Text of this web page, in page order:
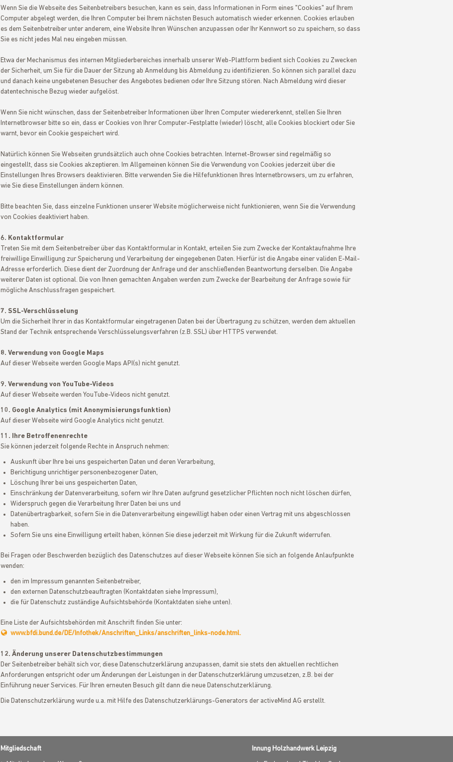
Wenn Sie die Webseite des Seitenbetreibers besuchen, kann es sein, dass Informationen in Form eines "Cookies" auf Ihrem
Computer abgelegt werden, die Ihren Computer bei Ihrem nächsten Besuch automatisch wieder erkennen. Cookies erlauben
es dem Seitenbetreiber unter anderem, eine Website Ihren Wünschen anzupassen oder Ihr Kennwort so zu speichern, so dass
Sie es nicht jedes Mal neu eingeben müssen.
Etwa der Mechanismus des internen Mitgliederbereiches innerhalb unserer Web-Plattform bedient sich Cookies zu Zwecken
der Sicherheit, um Sie für die Dauer der Sitzung ab Anmeldung bis Abmeldung zu identifizieren. So können sich parallel dazu
und danach keine ungebetenen Besucher des Angebotes bedienen oder Ihre Sitzung stören. Nach Abmeldung wird dieser
datentechnische Bezug wieder aufgelöst.
Wenn Sie nicht wünschen, dass der Seitenbetreiber Informationen über Ihren Computer wiedererkennt, stellen Sie Ihren
Internetbrowser bitte so ein, dass er Cookies von Ihrer Computer-Festplatte (wieder) löscht, alle Cookies blockiert oder Sie
warnt, bevor ein Cookie gespeichert wird.
Natürlich können Sie Webseiten grundsätzlich auch ohne Cookies betrachten. Internet-Browser sind regelmäßig so
eingestellt, dass sie Cookies akzeptieren. Im Allgemeinen können Sie die Verwendung von Cookies jederzeit über die
Einstellungen Ihres Browsers deaktivieren. Bitte verwenden Sie die Hilfefunktionen Ihres Internetbrowsers, um zu erfahren,
wie Sie diese Einstellungen ändern können.
Bitte beachten Sie, dass einzelne Funktionen unserer Website möglicherweise nicht funktionieren, wenn Sie die Verwendung
von Cookies deaktiviert haben.
6. Kontaktformular
Treten Sie mit dem Seitenbetreiber über das Kontaktformular in Kontakt, erteilen Sie zum Zwecke der Kontaktaufnahme Ihre
freiwillige Einwilligung zur Speicherung und Verarbeitung der eingegebenen Daten. Hierfür ist die Angabe einer validen E-Mail-
Adresse erforderlich. Diese dient der Zuordnung der Anfrage und der anschließenden Beantwortung derselben. Die Angabe
weiterer Daten ist optional. Die von Ihnen gemachten Angaben werden zum Zwecke der Bearbeitung der Anfrage sowie für
mögliche Anschlussfragen gespeichert.
7. SSL-Verschlüsselung
Um die Sicherheit Ihrer in das Kontaktformular eingetragenen Daten bei der Übertragung zu schützen, werden dem aktuellen
Stand der Technik entsprechende Verschlüsselungsverfahren (z.B. SSL) über HTTPS verwendet.
8. Verwendung von Google Maps
Auf dieser Webseite werden Google Maps API(s) nicht genutzt.
9. Verwendung von YouTube-Videos
Auf dieser Webseite werden YouTube-Videos nicht genutzt.
10. Google Analytics (mit Anonymisierungsfunktion)
Auf dieser Webseite wird Google Analytics nicht genutzt.
11. Ihre Betroffenenrechte
Sie können jederzeit folgende Rechte in Anspruch nehmen:
Auskunft über Ihre bei uns gespeicherten Daten und deren Verarbeitung,
Berichtigung unrichtiger personenbezogener Daten,
Löschung Ihrer bei uns gespeicherten Daten,
Einschränkung der Datenverarbeitung, sofern wir Ihre Daten aufgrund gesetzlicher Pflichten noch nicht löschen dürfen,
Widerspruch gegen die Verarbeitung Ihrer Daten bei uns und
Datenübertragbarkeit, sofern Sie in die Datenverarbeitung eingewilligt haben oder einen Vertrag mit uns abgeschlossen
haben.
Sofern Sie uns eine Einwilligung erteilt haben, können Sie diese jederzeit mit Wirkung für die Zukunft widerrufen.
Bei Fragen oder Beschwerden bezüglich des Datenschutzes auf dieser Webseite können Sie sich an folgende Anlaufpunkte
wenden:
den im Impressum genannten Seitenbetreiber,
den externen Datenschutzbeauftragten (Kontaktdaten siehe Impressum),
die für Datenschutz zuständige Aufsichtsbehörde (Kontaktdaten siehe unten).
Eine Liste der Aufsichtsbehörden mit Anschrift finden Sie unter:
www.bfdi.bund.de/DE/Infothek/Anschriften_Links/anschriften_links-node.html.
12. Änderung unserer Datenschutzbestimmungen
Der Seitenbetreiber behält sich vor, diese Datenschutzerklärung anzupassen, damit sie stets den aktuellen rechtlichen
Anforderungen entspricht oder um Änderungen der Leistungen in der Datenschutzerklärung umzusetzen, z.B. bei der
Einführung neuer Services. Für Ihren erneuten Besuch gilt dann die neue Datenschutzerklärung.
Die Datenschutzerklärung wurde u.a. mit Hilfe des Datenschutzerklärungs-Generators der activeMind AG erstellt.
Mitgliedschaft Innung Holzhandwerk Leipzig